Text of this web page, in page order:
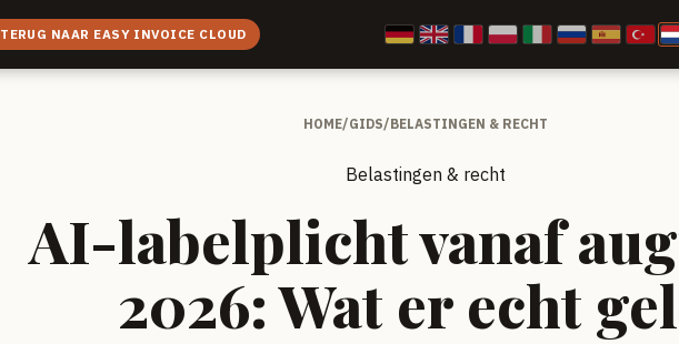
TERUG NAAR EASY INVOICE CLOUD
HOME/GIDS/BELASTINGEN & RECHT
Belastingen & recht
AI-labelplicht vanaf
2026: Wat er echt